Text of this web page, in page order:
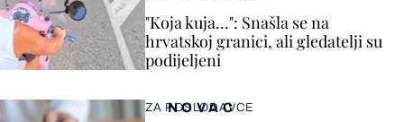
"Koja kuja…": Snašla se na
hrvatskoj granici, ali gledatelji su
podijeljeni
NOVAC
ZA POSLODAVCE